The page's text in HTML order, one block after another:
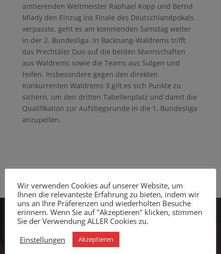
amtierenden Weltmeister Raphael Kopp und Bernd
Mlady den Einzug ins Finale des Deutschlandpokals
verpasste, geht es am kommenden Samstag weiter
in der 2. Bundesliga. In Backnang-Waldrems trifft
das Prechtäler Duo auf die beiden Mannschaften
aus Waldrems sowie die Teams aus Sulgen und
Hofen. Insbesondere gegen den direkten
Konkurrenten Waldrems 3 gilt es sich Punkte zu
sichern, um den dritten Tabellenplatz und damit die
Qualifikation zur Aufstiegsrunde in die 1. Bundesliga
anzupeilen.
RVC Prechtal
Wir verwenden Cookies auf unserer Website, um
Ihnen die relevanteste Erfahrung zu bieten, indem wir
uns an Ihre Präferenzen und wiederholten Besuche
erinnern. Wenn Sie auf "Akzeptieren" klicken, stimmen
Sie der Verwendung ALLER Cookies zu.
Einstellungen
Akzeptieren